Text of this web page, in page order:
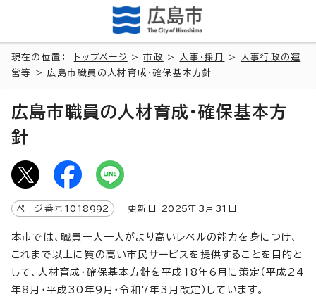
現在の位置： トップページ >市政 > 人事・採用 >
人事行政の運
営等
> 広島市職員の人材育成・確保基本方針
広島市職員の人材育成・確保基本方
針
ページ番号 1018992 更新日 2025年3月 31 日
本市では、職員一人一人がより高いレベルの能力を身につけ、
これまで以上に質の高い市民サービスを提供することを目的と
して、人材育成・確保基本方針を平成18年6月に策定（平成24
年8月・平成30年9月・令和7年3月改定）しています。